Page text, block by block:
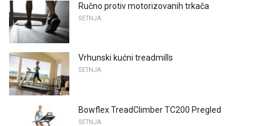
Ručno protiv motorizovanih trkača
ŠETNJA
Vrhunski kućni treadmills
ŠETNJA
Bowflex TreadClimber TC200 Pregled
ŠETNJA